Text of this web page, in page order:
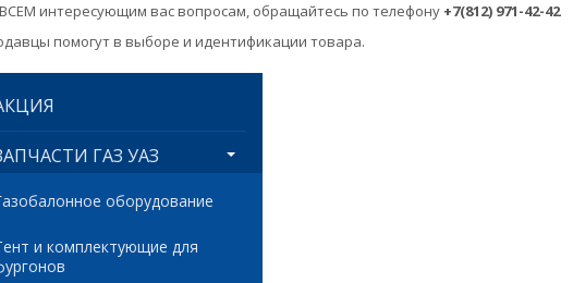
интересующим вас вопросам, обращайтесь по телефону +7(812) 971-42-42
помогут в выборе и идентификации товара.
ГАЗ УАЗ
оборудование
и комплектующие для